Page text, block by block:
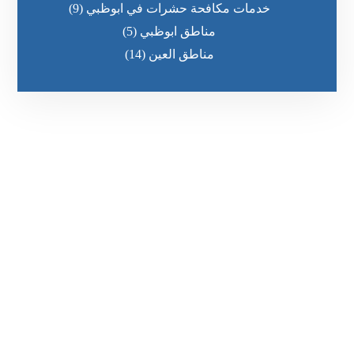
خدمات مكافحة حشرات في ابوظبي (9)
مناطق ابوظبي (5)
مناطق العين (14)